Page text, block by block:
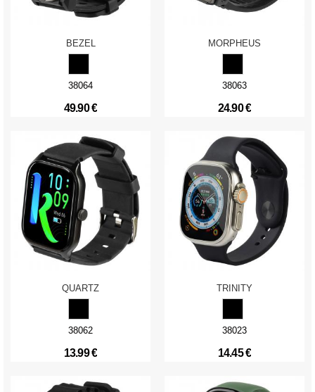
BEZEL
38064
49.90 €
MORPHEUS
38063
24.90 €
QUARTZ
38062
13.99 €
TRINITY
38023
14.45 €